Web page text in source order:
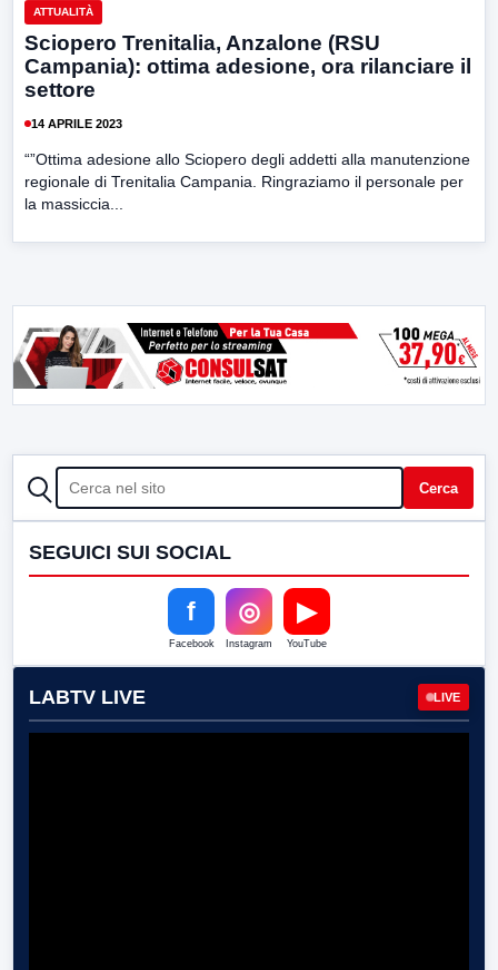
ATTUALITÀ
Sciopero Trenitalia, Anzalone (RSU
Campania): ottima adesione, ora rilanciare il
settore
14 APRILE 2023
“”Ottima adesione allo Sciopero degli addetti alla manutenzione
regionale di Trenitalia Campania. Ringraziamo il personale per
la massiccia...
CERCA Cerca
SEGUICI SUI SOCIAL
f
Facebook
◎
Instagram
▶
YouTube
LABTV LIVE LIVE